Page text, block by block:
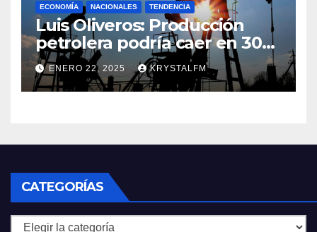
ECONOMÍA NACIONALES TENDENCIA
Luis Oliveros: Producción
petrolera podría caer en 30%
si EEUU elimina las licencias a
Venezuela
ENERO 22, 2025 KRYSTALFM
CATEGORÍAS
Categorías